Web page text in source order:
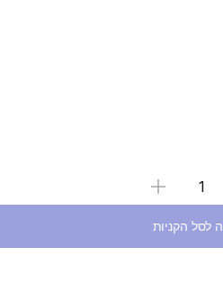
בחירת כמות
לסל הקניות